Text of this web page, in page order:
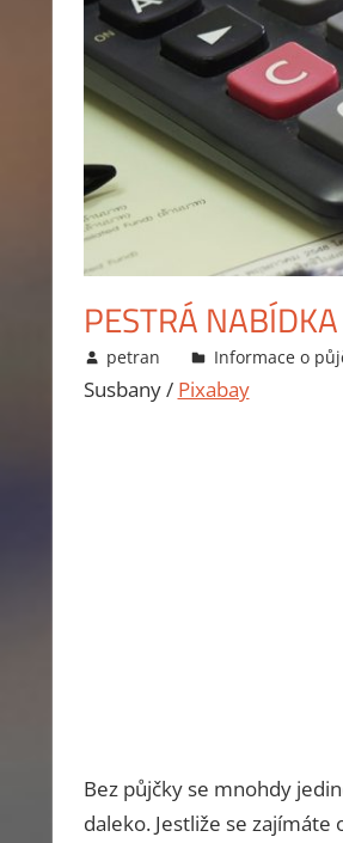
PESTRÁ
11.1.2013
petran Informace o
Susbany / Pixabay
Bez půjčky se mnohdy
daleko. Jestliže se zajímáte